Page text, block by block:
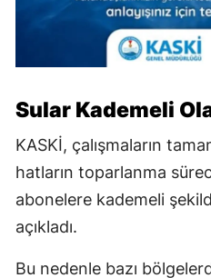
Sular Kademeli
KASKİ, çalışmaların
hatların toparlanma
abonelere kademeli
açıkladı.
Bu nedenle bazı